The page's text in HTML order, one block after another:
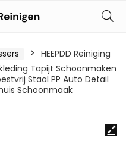
HEEPDD Reiniging
Tapijt Schoonmaken
Staal PP Auto Detail
Schoonmaak